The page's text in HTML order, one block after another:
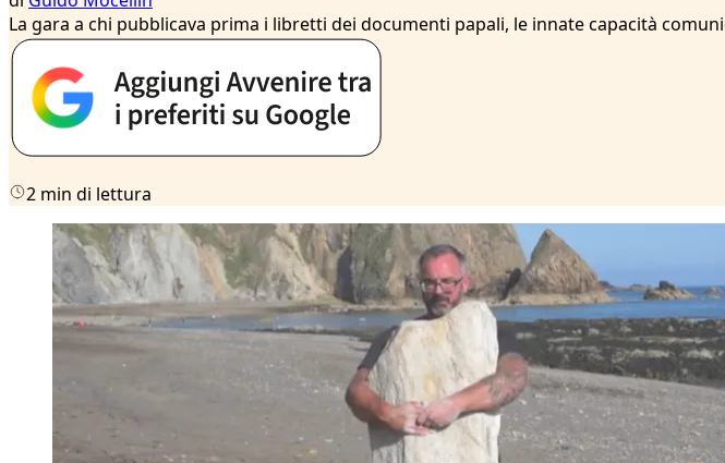
La gara a chi pubblicava prima i libretti dei documenti papali, le innate capacità
2 min di lettura